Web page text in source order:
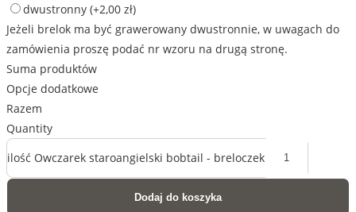
dwustronny (+2,00 zł)
Jeżeli brelok ma być grawerowany dwustronnie, w uwagach do
zamówienia proszę podać nr wzoru na drugą stronę.
Suma produktów
Opcje dodatkowe
Razem
Quantity
ilość Owczarek staroangielski bobtail - breloczek
Dodaj do koszyka